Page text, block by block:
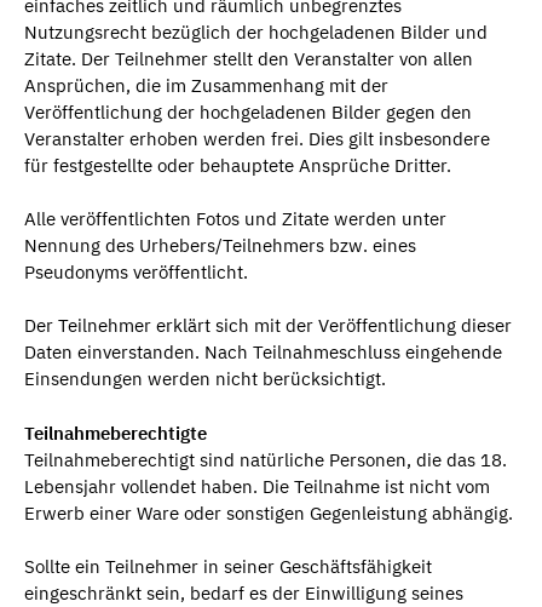
einfaches zeitlich und räumlich unbegrenztes
Nutzungsrecht bezüglich der hochgeladenen Bilder und
Zitate. Der Teilnehmer stellt den Veranstalter von allen
Ansprüchen, die im Zusammenhang mit der
Veröffentlichung der hochgeladenen Bilder gegen den
Veranstalter erhoben werden frei. Dies gilt insbesondere
für festgestellte oder behauptete Ansprüche Dritter.
Alle veröffentlichten Fotos und Zitate werden unter
Nennung des Urhebers/Teilnehmers bzw. eines
Pseudonyms veröffentlicht.
Der Teilnehmer erklärt sich mit der Veröffentlichung dieser
Daten einverstanden. Nach Teilnahmeschluss eingehende
Einsendungen werden nicht berücksichtigt.
Teilnahmeberechtigte
Teilnahmeberechtigt sind natürliche Personen, die das 18.
Lebensjahr vollendet haben. Die Teilnahme ist nicht vom
Erwerb einer Ware oder sonstigen Gegenleistung abhängig.
Sollte ein Teilnehmer in seiner Geschäftsfähigkeit
eingeschränkt sein, bedarf es der Einwilligung seines